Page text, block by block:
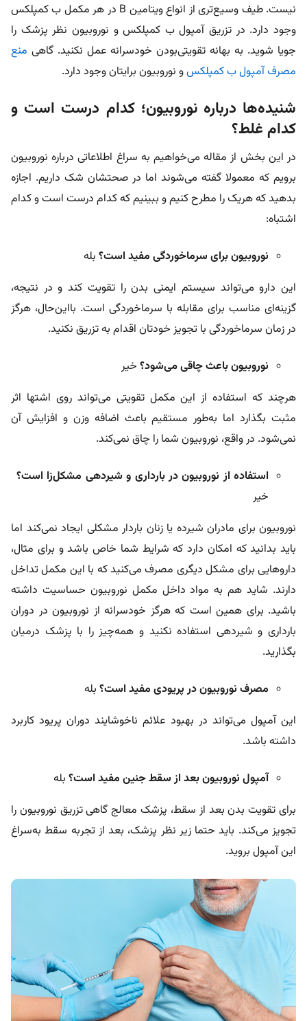
نیست. طیف وسیع‌تری از انواع ویتامین B در هر مکمل ب‌ کمپلکس
وجود دارد. در تزریق آمپول ب کمپلکس و نوروبیون نظر پزشک را
جویا شوید. به بهانه تقویتی‌بودن خودسرانه عمل نکنید. گاهی منع
مصرف آمپول ب کمپلکسو نوروبیون برایتان وجود دارد.
شنیده‌ها درباره نوروبیون؛ کدام درست است و
کدام غلط؟
در این بخش از مقاله می‌خواهیم به سراغ اطلاعاتی درباره نوروبیون
برویم که معمولا گفته می‌شوند اما در صحتشان شک داریم. اجازه
بدهید که هریک را مطرح کنیم و ببینیم که کدام درست است و کدام
اشتباه:
نوروبیون برای سرماخوردگی مفید است؟ بله
این دارو می‌تواند سیستم ایمنی بدن را تقویت کند و در نتیجه،
گزینه‌ای مناسب برای مقابله با سرماخوردگی است. بااین‌حال، هرگز
در زمان سرماخوردگی با تجویز خودتان اقدام به تزریق نکنید.
نوروبیون باعث چاقی می‌شود؟ خیر
هرچند که استفاده از این مکمل تقویتی می‌تواند روی اشتها اثر
مثبت بگذارد اما به‌طور مستقیم باعث اضافه وزن و افزایش آن
نمی‌شود. در واقع، نوروبیون شما را چاق نمی‌کند.
استفاده از نوروبیون در بارداری و شیردهی مشکل‌زا است؟
خیر
نوروبیون برای مادران شیرده یا زنان باردار مشکلی ایجاد نمی‌کند اما
باید بدانید که امکان دارد که شرایط شما خاص باشد و برای مثال،
داروهایی برای مشکل دیگری مصرف می‌کنید که با این مکمل تداخل
دارند. شاید هم به مواد داخل مکمل نوروبیون حساسیت داشته
باشید. برای همین است که هرگز خودسرانه از نوروبیون در دوران
بارداری و شیردهی استفاده نکنید و همه‌چیز را با پزشک درمیان
بگذارید.
مصرف نوروبیون در پریودی مفید است؟ بله
این آمپول می‌تواند در بهبود علائم ناخوشایند دوران پریود کاربرد
داشته باشد.
آمپول نوروبیون بعد از سقط جنین مفید است؟ بله
برای تقویت بدن بعد از سقط، پزشک معالج گاهی تزریق نوروبیون را
تجویز می‌کند. باید حتما زیر نظر پزشک، بعد از تجربه سقط به‌سراغ
این آمپول بروید.